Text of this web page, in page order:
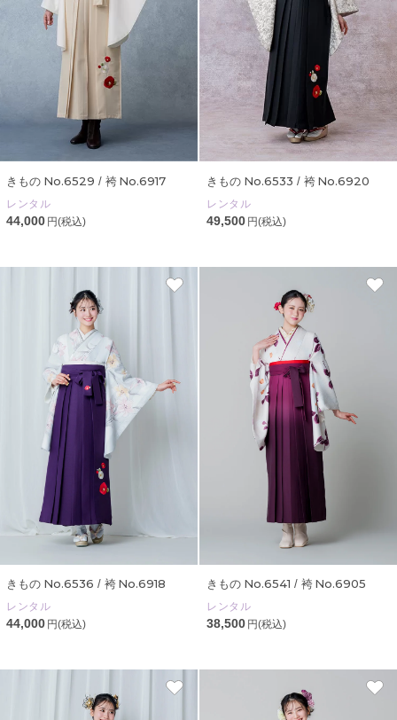
きもの No.6529 / 袴 No.6917
レンタル
44,000 円(税込)
きもの No.6533 / 袴 No.6920
レンタル
49,500 円(税込)
きもの No.6536 / 袴 No.6918
レンタル
44,000 円(税込)
きもの No.6541 / 袴 No.6905
レンタル
38,500 円(税込)